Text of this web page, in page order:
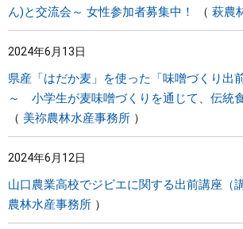
ん)と交流会～ 女性参加者募集中！
萩農
2024年6月13日
県産「はだか麦」を使った「味噌づくり出
～ 小学生が麦味噌づくりを通じて、伝統
美祢農林水産事務所
2024年6月12日
山口農業高校でジビエに関する出前講座（
農林水産事務所